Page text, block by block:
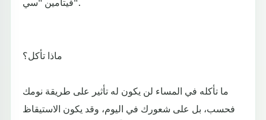
ماذا تأكل؟
ما تأكله في المساء لن يكون له تأثير على طريقة نومك
فحسب، بل على شعورك في اليوم، وقد يكون الاستيقاظ